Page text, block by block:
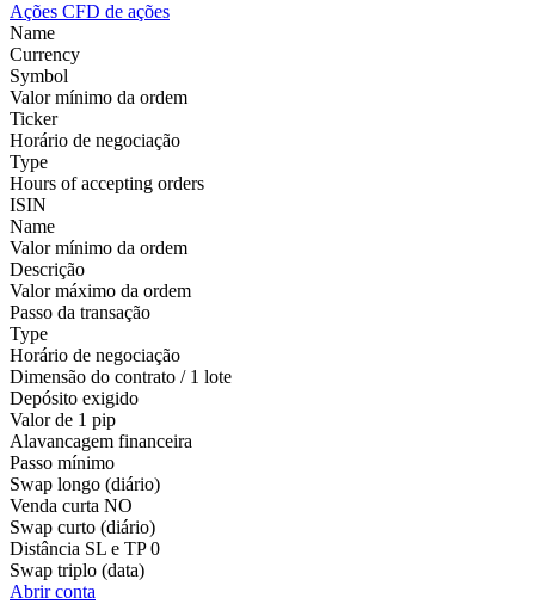
Ações CFD de ações
Name
Currency
Symbol
Valor mínimo da ordem
Ticker
Horário de negociação
Type
Hours of accepting orders
ISIN
Name
Valor mínimo da ordem
Descrição
Valor máximo da ordem
Passo da transação
Type
Horário de negociação
Dimensão do contrato / 1 lote
Depósito exigido
Valor de 1 pip
Alavancagem financeira
Passo mínimo
Swap longo (diário)
Venda curta NO
Swap curto (diário)
Distância SL e TP 0
Swap triplo (data)
Abrir conta